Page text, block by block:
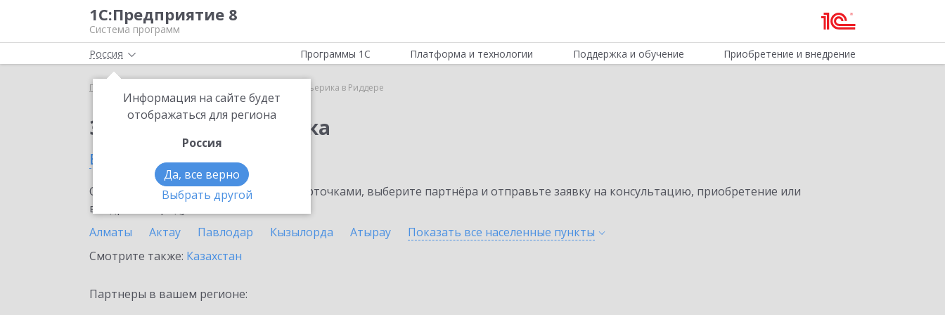
1С:Предприятие 8
Система программ
Россия
Информация на сайте будет
отображаться для региона
Россия
Да, все верно
Выбрать другой
Программы 1С Платформа и технологии Поддержка и обучение Приобретение и внедрение
Главная 1С-Курьерика в Риддере
Заказать 1С-Курьерика
в Риддере
Ознакомьтесь с информационными карточками, выберите партнёра и отправьте заявку на консультацию, приобретение или
внедрение продукта.
Алматы
Актау Павлодар Кызылорда Атырау Показать все населенные пункты
Смотрите также: Казахстан
Партнеры в вашем регионе: